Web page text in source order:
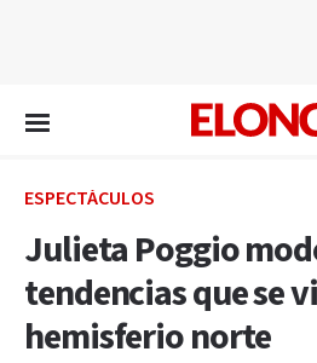
ESPECTÁCULOS
Julieta Poggio
tendencias que se
hemisferio norte